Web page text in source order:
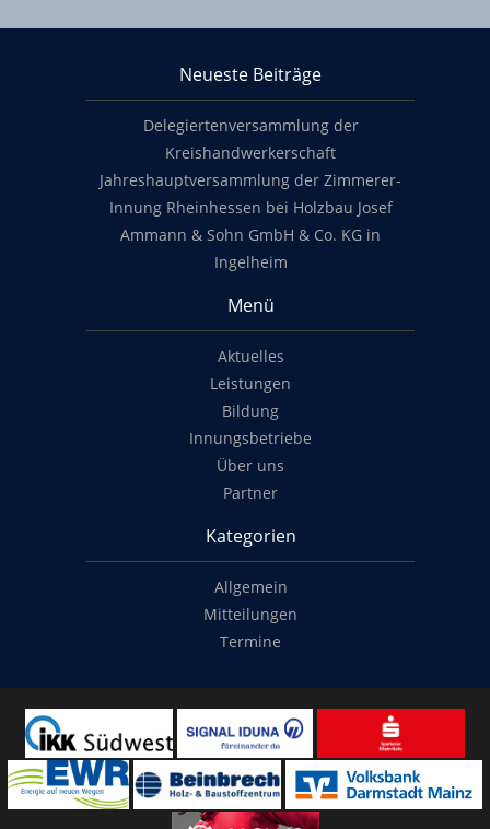
Neueste Beiträge
Delegiertenversammlung der
Kreishandwerkerschaft
Jahreshauptversammlung der Zimmerer-
Innung Rheinhessen bei Holzbau Josef
Ammann & Sohn GmbH & Co. KG in
Ingelheim
Menü
Aktuelles
Leistungen
Bildung
Innungsbetriebe
Über uns
Partner
Kategorien
Allgemein
Mitteilungen
Termine
© 2014-2022 Classymade GmbH. Alle Rechte vorbehalten.